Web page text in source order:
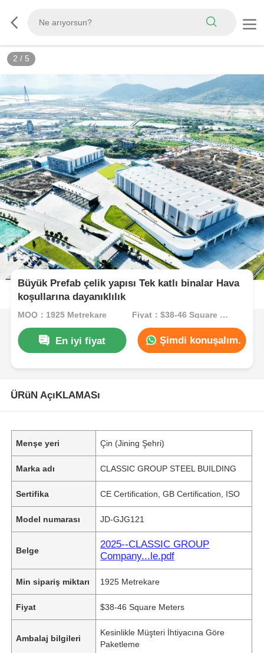
2 / 5
Büyük Prefab çelik yapısı Tek katlı binalar Hava
koşullarına dayanıklılık
MOQ：1925 Metrekare Fiyat：$38-46 Square Meters
En iyi fiyat Şimdi konuşalım.
ÜRüN AçıKLAMASı
Menşe yeri Çin (Jining Şehri)
Marka adı CLASSIC GROUP STEEL BUILDING
Sertifika CE Certification, GB Certification, ISO
Model numarası JD-GJG121
Belge
2025--CLASSIC GROUP
Company...le.pdf
Min sipariş miktarı 1925 Metrekare
Fiyat $38-46 Square Meters
Ambalaj bilgileri
Kesinlikle Müşteri İhtiyacına Göre
Paketleme